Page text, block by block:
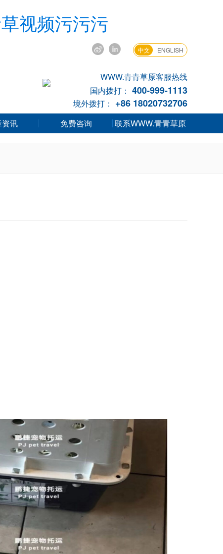
视频污污污
中文 ENGLISH
WWW.青青草原客服热线
国内拨打： 400-999-1113
境外拨打： +86 18020732706
讯 免费咨询 联系WWW.青青草原